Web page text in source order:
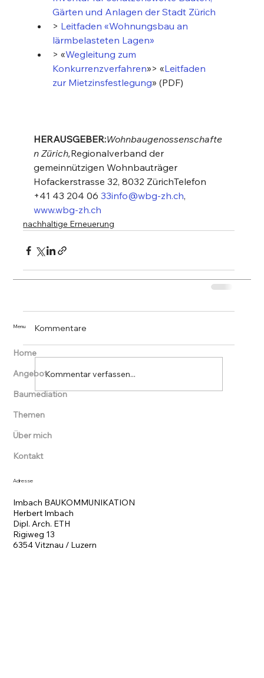
Gärten und Anlagen der Stadt Zürich
> Leitfaden «Wohnungsbau an
lärmbelasteten Lagen»
> «Wegleitung zum
Konkurrenzverfahren»> «Leitfaden
zur Mietzinsfestlegung» (PDF)
HERAUSGEBER:Wohnbaugenossenschafte
n Zürich,Regionalverband der
gemeinnützigen Wohnbauträger
Hofackerstrasse 32, 8032 ZürichTelefon
+41 43 204 06 33info@wbg-zh.ch,
www.wbg-zh.ch
nachhaltige Erneuerung
Kommentare
Kommentar verfassen...
Home
Angebot
Baumediation
Themen
Über mich
Kontakt
Menu
Adresse
Imbach BAUKOMMUNIKATION
Herbert Imbach
Dipl. Arch. ETH
Rigiweg 13
6354 Vitznau / Luzern